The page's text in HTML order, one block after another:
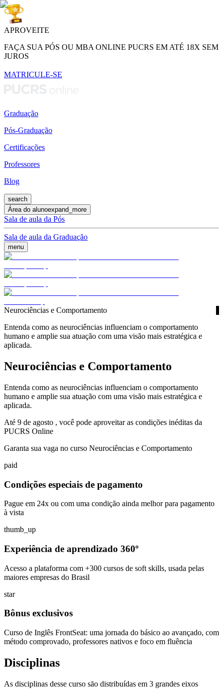
APROVEITE
FAÇA SUA PÓS OU MBA ONLINE PUCRS EM ATÉ 18X SEM
JUROS
MATRICULE-SE
Graduação
Pós-Graduação
Certificações
Professores
Blog
search
Área do alunoexpand_more
Sala de aula da Pós
Sala de aula da Graduação
menu
Neurociências e Comportamento
Entenda como as neurociências influenciam o comportamento
humano e amplie sua atuação com uma visão mais estratégica e
aplicada.
Neurociências e Comportamento
Entenda como as neurociências influenciam o comportamento
humano e amplie sua atuação com uma visão mais estratégica e
aplicada.
Até 9 de agosto , você pode aproveitar as condições inéditas da
PUCRS Online
Garanta sua vaga no curso Neurociências e Comportamento
paid
Condições especiais de pagamento
Pague em 24x ou com uma condição ainda melhor para pagamento
à vista
thumb_up
Experiência de aprendizado 360º
Acesso a plataforma com +300 cursos de soft skills, usada pelas
maiores empresas do Brasil
star
Bônus exclusivos
Curso de Inglês FrontSeat: uma jornada do básico ao avançado, com
método comprovado, professores nativos e foco em fluência
Disciplinas
As disciplinas desse curso sāo distribuídas em 3 grandes eixos